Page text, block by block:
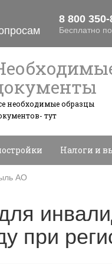
необходимые образцы
тут
Налоги и
АО
при